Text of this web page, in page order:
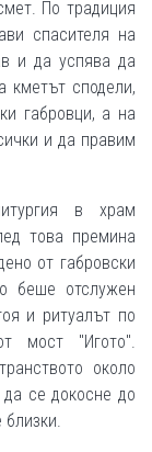
По традиция
спасителя на
и да успява да
кметът сподели,
габровци, а на
и да правим
в храм
това премина
от габровски
беше отслужен
и ритуалът по
мост "Игото".
около
се докосне до